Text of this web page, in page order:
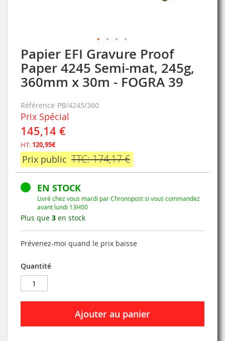
Papier EFI Gravure Proof
Paper 4245 Semi-mat, 245g,
360mm x 30m - FOGRA 39
Référence PB/4245/360
Prix Spécial
145,14 €
HT: 120,95€
Prix public TTC: 174,17 €
EN STOCK
Livré chez vous mardi par Chronopost si vous commandez
avant lundi 13H00
Plus que 3 en stock
Prévenez-moi quand le prix baisse
Quantité
Ajouter au panier
Skip
to
the
beginning
the
images
gallery